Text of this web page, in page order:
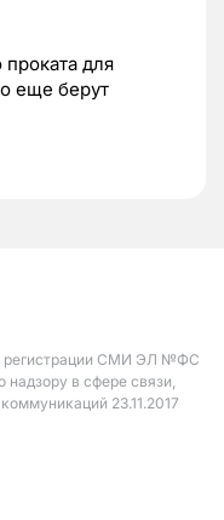
для
еще берут
регистрации СМИ ЭЛ №ФС
в сфере связи,
23.11.2017